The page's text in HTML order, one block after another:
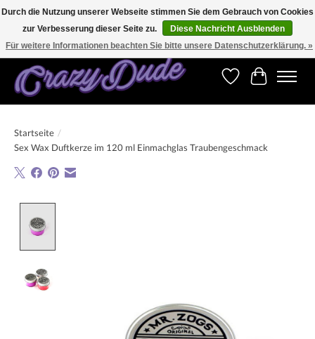
Versandkostenfrei bestellen ab CHF 200.00 in der Schweiz und ab EUR 250.00 in den
meisten Ländern weltweit.
Wunschzettel
Ihr
Startseite /
Sex Wax Duftkerze im 120 ml Einmachglas Traubengeschmack
Durch die Nutzung unserer Webseite stimmen Sie dem Gebrauch von Cookies
zur Verbesserung dieser Seite zu.
Diese Nachricht Ausblenden
Für weitere Informationen beachten Sie bitte unsere Datenschutzerklärung. »